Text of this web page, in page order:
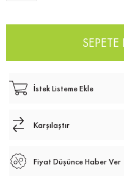
İstek Listeme Ekle
Karşılaştır
Fiyat Düşünce Haber Ver